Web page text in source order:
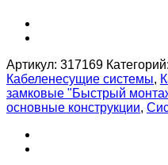
Артикул: 317169 Категорий:
Кабеленесущие системы,
замковые "Быстрый
основные конструкции,